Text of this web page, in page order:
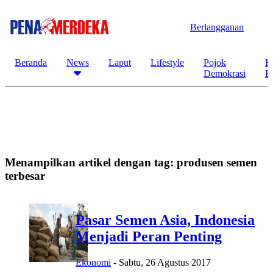
Berlangganan
Beranda News Laput Lifestyle
Pojok
Demokrasi
Menampilkan artikel dengan tag: produsen semen
terbesar
Pasar Semen Asia, Indonesia
Menjadi Peran Penting
Ekonomi - Sabtu, 26 Agustus 2017